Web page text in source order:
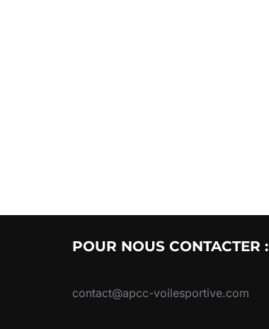
POUR NOUS CONTACTER :
contact@apcc-voilesportive.com